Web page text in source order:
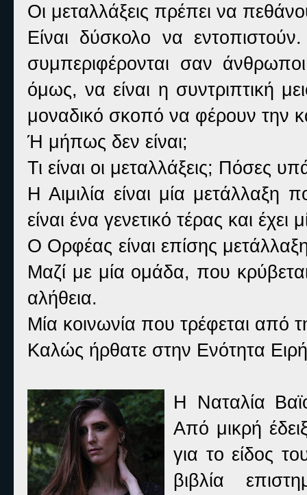
Οι μεταλλάξεις πρέπει να
Είναι δύσκολο να
συμπεριφέρονται σαν
όμως, να είναι η συντριπτική
μοναδικό σκοπό να φέρουν την
Ή μήπως δεν είναι;
Τι είναι οι μεταλλάξεις; Πόσες
Η Αιμιλία είναι μία
είναι ένα γενετικό τέρας και
Ο Ορφέας είναι επίσης
Μαζί με μία ομάδα, που
αλήθεια.
Μία κοινωνία που τρέφεται από
Καλώς ήρθατε στην Ενότητα
Η Ναταλία
Από μικρή
για το είδος
βιβλία